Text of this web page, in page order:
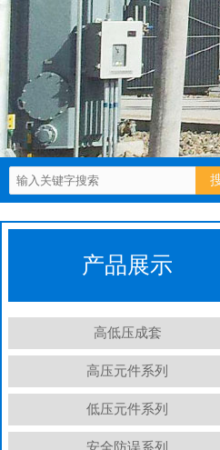
产品展示
高低压成套
高压元件系列
低压元件系列